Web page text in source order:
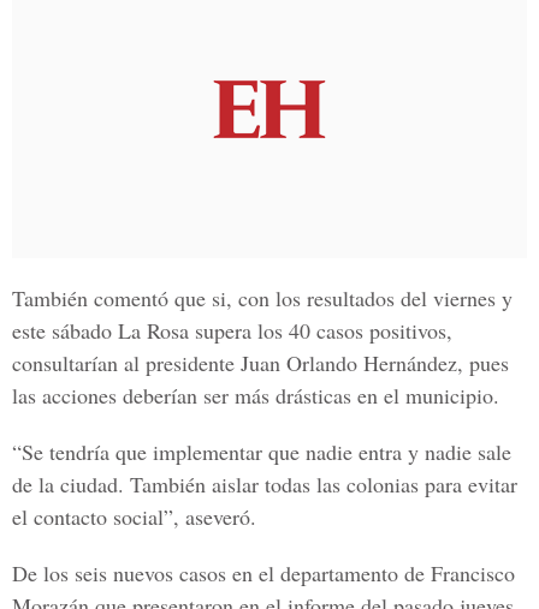
También comentó que si, con los resultados del viernes y
este sábado La Rosa supera los 40 casos positivos,
consultarían al presidente Juan Orlando Hernández, pues
las acciones deberían ser más drásticas en el municipio.
“Se tendría que implementar que nadie entra y nadie sale
de la ciudad. También aislar todas las colonias para evitar
el contacto social”, aseveró.
De los seis nuevos casos en el departamento de Francisco